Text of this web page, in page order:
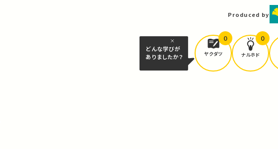
Produced by
どんな学びが
ありましたか？
ヤクダツ
0
ナルホド
0